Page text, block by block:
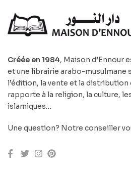
Créée en 1984, Maison d’Ennour
et une librairie arabo-musulmane
l’édition, la vente et la distribution
rapporte à la religion, la culture,
islamiques…
Une question? Notre conseiller